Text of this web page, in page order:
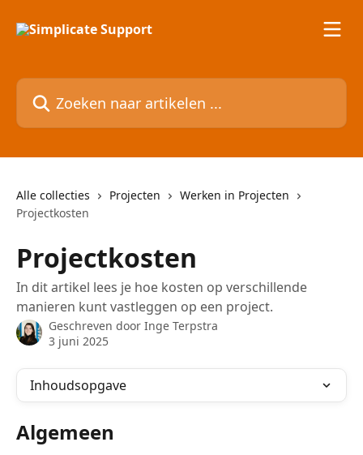
Zoeken naar artikelen ...
Alle collecties Projecten
Werken in Projecten
Projectkosten
Projectkosten
In dit artikel lees je hoe kosten op verschillende
manieren kunt vastleggen op een project.
Geschreven door Inge Terpstra
3 juni 2025
Inhoudsopgave
Algemeen